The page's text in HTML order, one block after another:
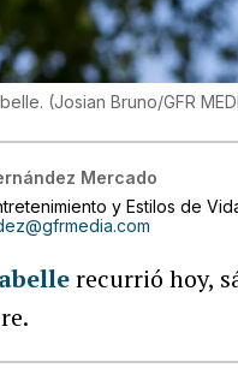
(Josian Bruno/GFR
Mercado
y Estilos de
recurrió hoy,